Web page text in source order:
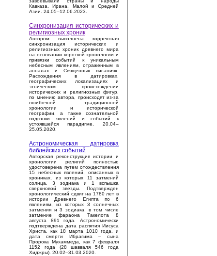
Кавказа, Ирана, Малой и Средней
Азии. 24.05–12.06.2023.
Синхронизация исторических и
религиозных хроник
Автором выполнена корректная
синхронизация исторических и
религиозных хроник древнего мира
на основании короткой хронологии и
привязки событий к уникальным
небесным явлениям, отраженным в
анналах и Священных писаниях.
Расхождения в датировках,
географических локализациях и
этническом происхождении
исторических и религиозных фигур,
по мнению автора, происходят из-за
ошибочной традиционной
хронологии и исторической
географии, а также сознательной
подгонки явлений и событий к
устоявшейся парадигме. 20.04–
25.05.2020.
Астрономическая датировка
библейских событий
Авторская реконструкция истории и
хронологии религий полностью
удостоверена путем отождествления
15 небесных явлений, описанных в
хрониках, из которых 11 затмений
солнца, 3 зодиака и 1 вспышка
сверхновой звезды. Подтвержден
хронологический сдвиг на 1780 лет в
истории Древнего Египта по 6
явлениям, из которых 3 солнечных
затмения и 3 зодиака, в том числе
затмение фараона Такелота 8
августа 891 года. Астрономически
подтверждена дата распятия Иисуса
Христа, как 18 марта 1010 года, и
дата смерти Ибрагима – сына
Пророка Мухаммеда, как 7 февраля
1152 года (28 шавваля 546 года
Хиджры). 20.02–31.03.2020.